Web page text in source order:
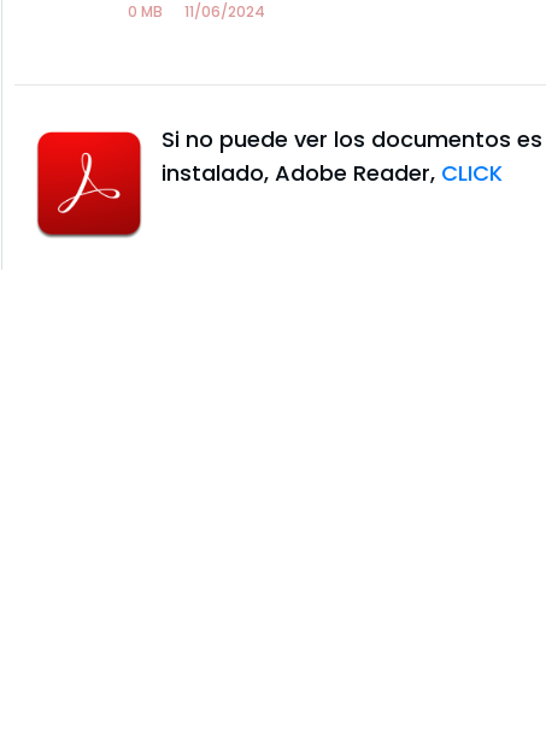
0 MB 11/06/2024
Si no puede ver los documentos
instalado, Adobe Reader, CLICK